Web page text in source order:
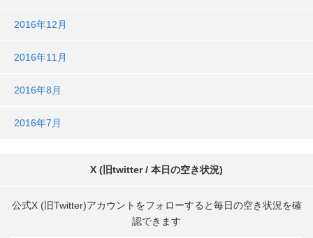
2016年12月
2016年11月
2016年8月
2016年7月
X (旧twitter / 本日の空き状況)
公式X (旧Twitter)アカウントをフォローすると毎日の空き状況を確
認できます